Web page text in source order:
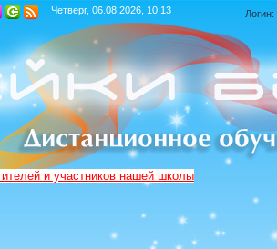
Четверг, 06.08.2026, 10:13 Логин:
и участников нашей школы